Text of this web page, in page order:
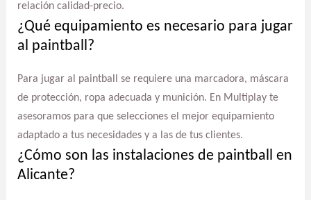
relación calidad-precio.
¿Qué equipamiento es necesario para jugar
al paintball?
Para jugar al paintball se requiere una marcadora, máscara
de protección, ropa adecuada y munición. En Multiplay te
asesoramos para que selecciones el mejor equipamiento
adaptado a tus necesidades y a las de tus clientes.
¿Cómo son las instalaciones de paintball en
Alicante?